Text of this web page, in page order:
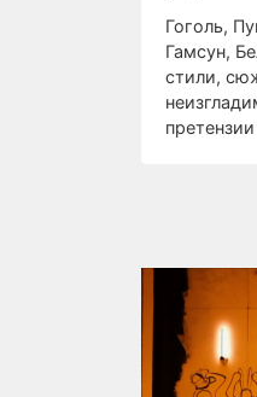
Гоголь,
Гамсун,
стили,